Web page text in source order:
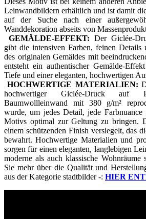
Leinwandbildern erhältlich und ist damit
auf der Suche nach einer
Wanddekoration abseits von
GEMÄLDE-EFFEKT: Der Giclée-
gibt die intensiven Farben, feinen Details
des originalen Gemäldes mit
entsteht ein authentischer Gemälde-
Tiefe und einer eleganten, hochwertigen
HOCHWERTIGE MATERIALIEN:
hochwertiger Giclée-Druck auf
Baumwollleinwand mit 380 g/m²
wurde, um jedes Detail, jede
Motivs optimal zur Geltung zu bringen.
einem schützenden Finish versiegelt, das
bewahrt. Hochwertige Materialien und
sorgen für einen eleganten, langlebigen
moderne als auch klassische Wohnräume
Sie mehr über die Qualität und
aus der Kategorie stadtbilder -: HIER